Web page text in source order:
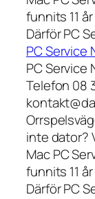
funnits 11
Därför PC
PC Service
PC Service
Telefon 08
inte dator?
Mac PC
funnits 11
Därför PC